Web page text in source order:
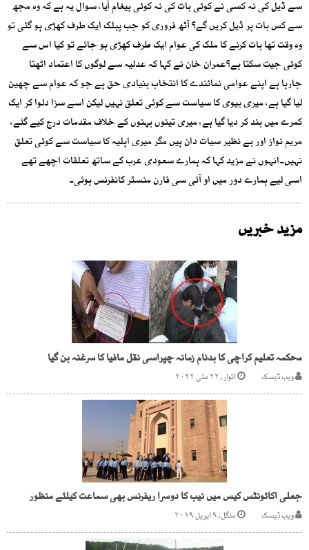
سے ڈیل کی نہ کسی نے کوئی بات کی نہ کوئی پیغام آیا، سوال یہ ہے کہ وہ مجھ
سے کس بات پر ڈیل کریں گے؟ آٹھ فروری کو جب پبلک ایک طرف کھڑی ہو گئی تو
وہ وقت تھا بات کرنے کا ملک کی عوام ایک طرف کھڑی ہو جائے تو کیا اس سے
کوئی جیت سکتا ہے؟عمران خان نے کہا کہ عدلیہ سے لوگوں کا اعتماد اٹھتا
جارہا ہے اپنے عوامی نمائندے کا انتخاب بنیادی حق ہے جو کہ عوام سے چھین
لیا گیا ہے، میری بیوی کا سیاست سے کوئی تعلق نہیں لیکن اسے سزا دلوا کر ایک
کمرے میں بند کر دیا گیا ہے، میری تینوں بہنوں کے خلاف مقدمات درج کیے گئے،
مریم نواز اور بے نظیر سیات دان ہیں مگر میری اہلیہ کا سیاست سے کوئی تعلق
نہیں۔انہوں نے مزید کہا کہ ہمارے سعودی عرب کے ساتھ تعلقات اچھے تھے
اسی لیے ہمارے دور میں او آئی سی فارن منسٹر کانفرنس ہوئی۔
مزید خبریں
محکمہ تعلیم کراچی کا بدنام زمانہ چپراسی نقل مافیا کا سرغنہ بن گیا
ویب ڈیسک اتوار, ۲۲ مئی ۲۰۲۲
جعلی اکائونٹس کیس میں نیب کا دوسرا ریفرنس بھی سماعت کیلئے منظور
ویب ڈیسک منگل, ۹ اپریل ۲۰۱۹